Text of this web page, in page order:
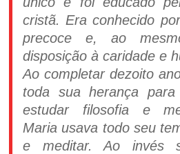
cristã. Era conhecido
precoce e, ao
disposição à caridade e
Ao completar dezoito
toda sua herança
estudar filosofia e
Maria usava todo seu
e meditar. Ao invés